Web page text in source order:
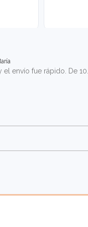
el envío fue rápido. De 10.